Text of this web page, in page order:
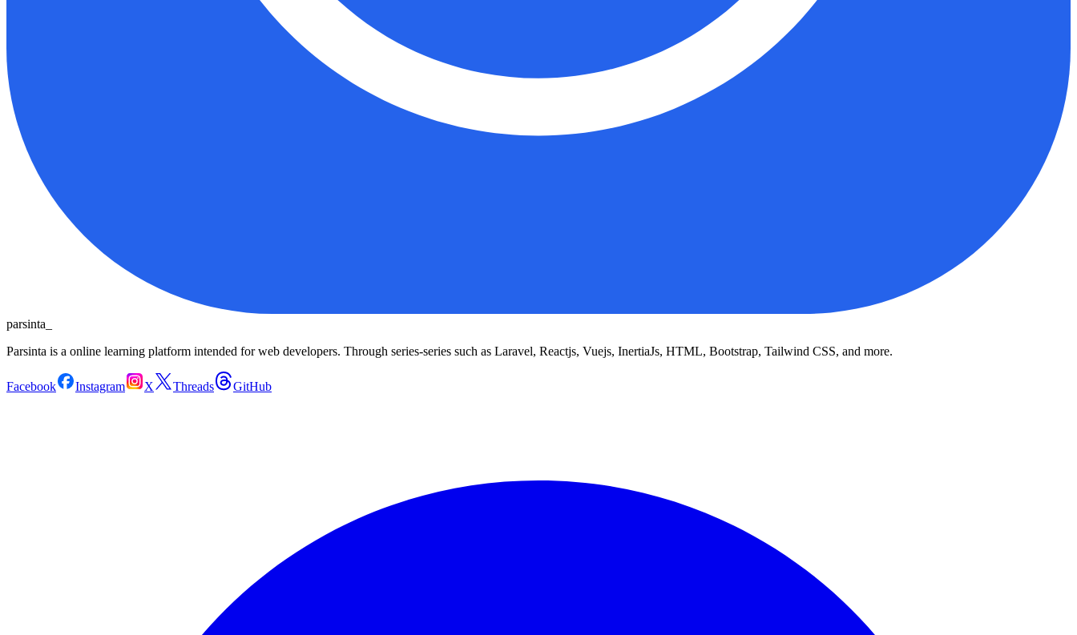
parsinta_
Parsinta is a online learning platform intended for web developers. Through series-series such as Laravel, Reactjs, Vuejs, InertiaJs, HTML, Bootstrap, Tailwind CSS, and more.
Facebook Instagram X Threads GitHub